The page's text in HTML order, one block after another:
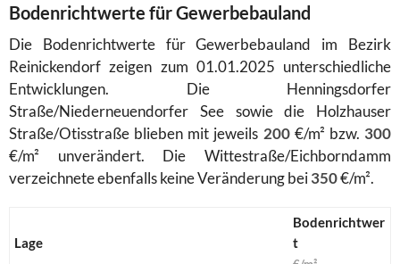
Bodenrichtwerte für Gewerbebauland
Die Bodenrichtwerte für Gewerbebauland im Bezirk
Reinickendorf zeigen zum 01.01.2025 unterschiedliche
Entwicklungen. Die Henningsdorfer
Straße/Niederneuendorfer See sowie die Holzhauser
Straße/Otisstraße blieben mit jeweils 200€/m² bzw. 300
€/m² unverändert. Die Wittestraße/Eichborndamm
verzeichnete ebenfalls keine Veränderung bei350€/m².
Lage
Bodenrichtwer
t